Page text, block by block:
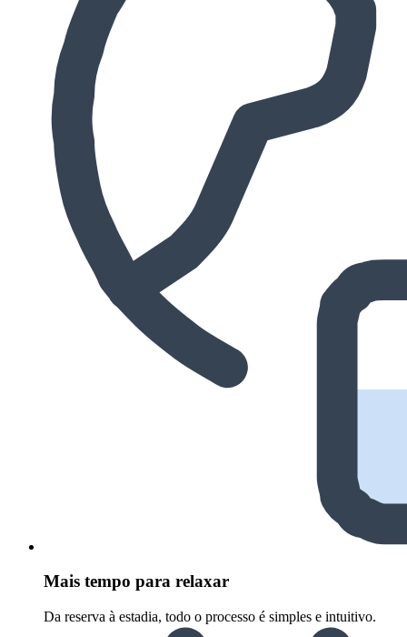
Mais tempo para relaxar
Da reserva à estadia, todo o processo é simples e intuitivo.